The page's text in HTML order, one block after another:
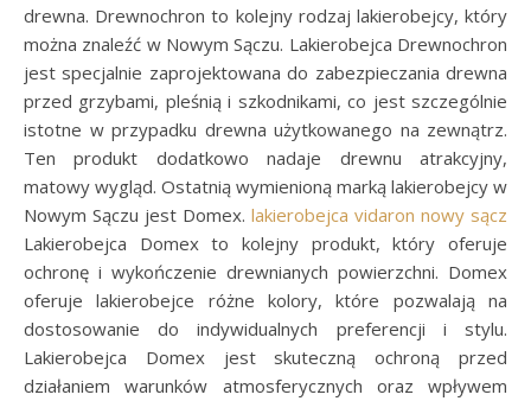
drewna. Drewnochron to kolejny rodzaj lakierobejcy, który
można znaleźć w Nowym Sączu. Lakierobejca Drewnochron
jest specjalnie zaprojektowana do zabezpieczania drewna
przed grzybami, pleśnią i szkodnikami, co jest szczególnie
istotne w przypadku drewna użytkowanego na zewnątrz.
Ten produkt dodatkowo nadaje drewnu atrakcyjny,
matowy wygląd. Ostatnią wymienioną marką lakierobejcy w
Nowym Sączu jest Domex. lakierobejca vidaron nowy sącz
Lakierobejca Domex to kolejny produkt, który oferuje
ochronę i wykończenie drewnianych powierzchni. Domex
oferuje lakierobejce różne kolory, które pozwalają na
dostosowanie do indywidualnych preferencji i stylu.
Lakierobejca Domex jest skuteczną ochroną przed
działaniem warunków atmosferycznych oraz wpływem